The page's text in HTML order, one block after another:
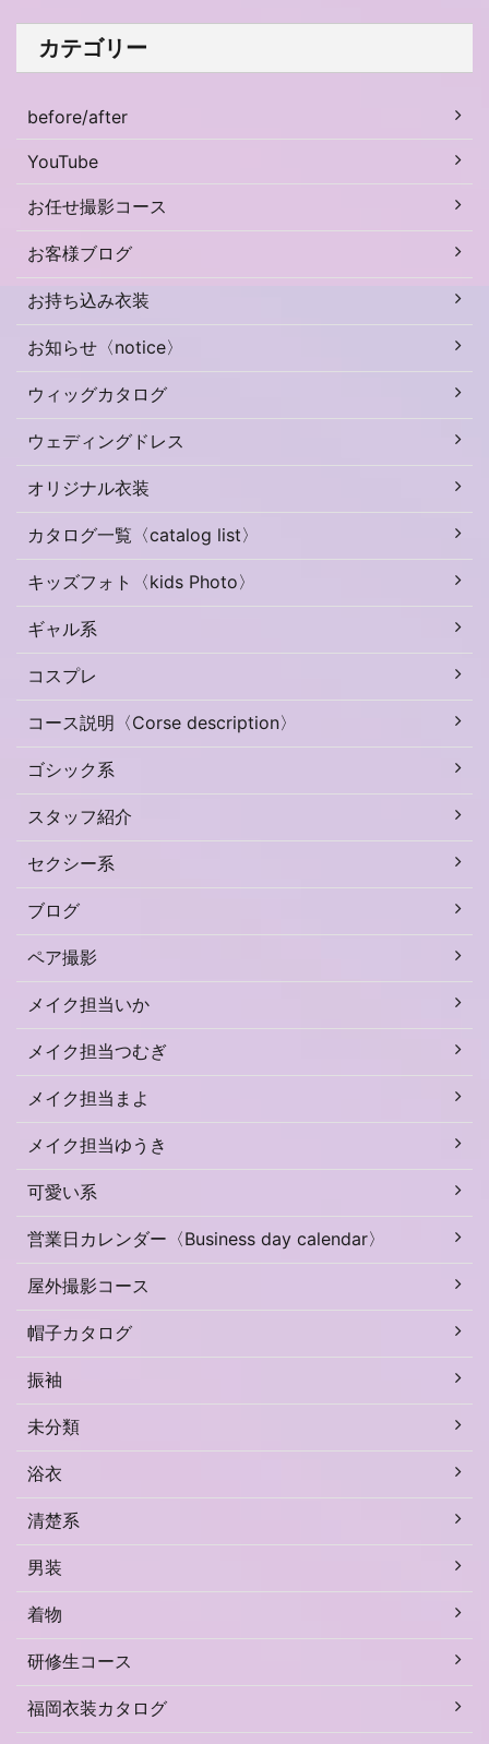
カテゴリー
before/after
YouTube
お任せ撮影コース
お客様ブログ
お持ち込み衣装
お知らせ〈notice〉
ウィッグカタログ
ウェディングドレス
オリジナル衣装
カタログ一覧〈catalog list〉
キッズフォト〈kids Photo〉
ギャル系
コスプレ
コース説明〈Corse description〉
ゴシック系
スタッフ紹介
セクシー系
ブログ
ペア撮影
メイク担当いか
メイク担当つむぎ
メイク担当まよ
メイク担当ゆうき
可愛い系
営業日カレンダー〈Business day calendar〉
屋外撮影コース
帽子カタログ
振袖
未分類
浴衣
清楚系
男装
着物
研修生コース
福岡衣装カタログ